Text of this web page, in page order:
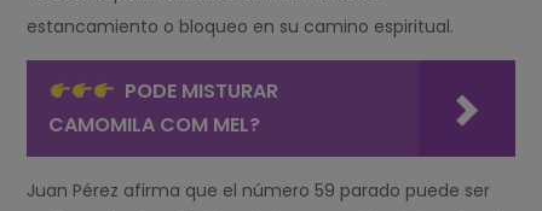
estancamiento o bloqueo en su camino espiritual.
PODE MISTURAR
CAMOMILA COM MEL?
Juan Pérez afirma que el número 59 parado puede ser